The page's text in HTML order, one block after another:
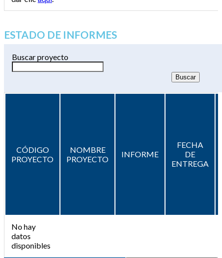
ESTADO DE INFORMES
Buscar proyecto
CÓDIGO
PROYECTO
NOMBRE
PROYECTO
INFORME
FECHA
DE
ENTREGA
No hay
datos
disponibles